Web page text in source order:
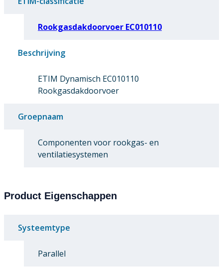
Rookgasdakdoorvoer EC010110
Beschrijving
ETIM Dynamisch EC010110
Rookgasdakdoorvoer
Groepnaam
Componenten voor rookgas- en
ventilatiesystemen
Product Eigenschappen
Systeemtype
Parallel